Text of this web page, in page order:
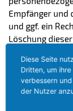
Empfänger und
und ggf. ein
Löschung
Sie sich
angegebenen
Diese Seite
Dritten, um
verbessern
der Nutzer